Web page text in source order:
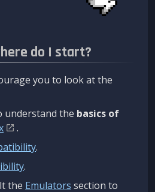
do I start?
you to look at the
understand the basics of
.
.
.
the Emulators section to